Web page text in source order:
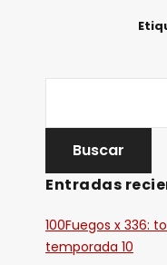
a
u
d
Entradas
100Fuegos x 336:
temporada 10